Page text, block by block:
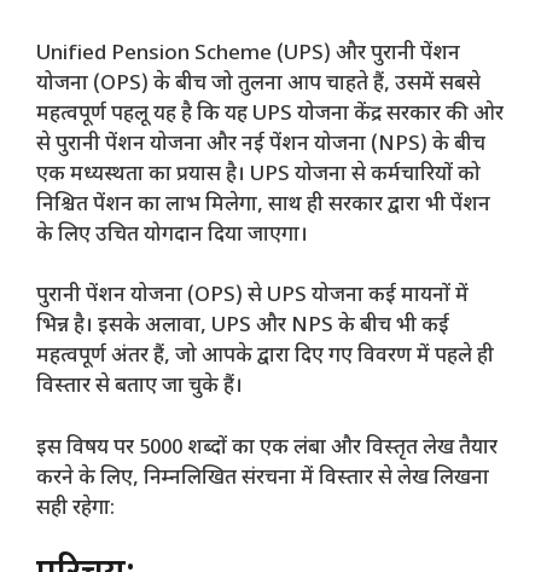
Unified Pension Scheme (UPS) और पुरानी पेंशन
योजना (OPS) के बीच जो तुलना आप चाहते हैं, उसमें सबसे
महत्वपूर्ण पहलू यह है कि यह UPS योजना केंद्र सरकार की ओर
से पुरानी पेंशन योजना और नई पेंशन योजना (NPS) के बीच
एक मध्यस्थता का प्रयास है। UPS योजना से कर्मचारियों को
निश्चित पेंशन का लाभ मिलेगा, साथ ही सरकार द्वारा भी पेंशन
के लिए उचित योगदान दिया जाएगा।
पुरानी पेंशन योजना (OPS) से UPS योजना कई मायनों में
भिन्न है। इसके अलावा, UPS और NPS के बीच भी कई
महत्वपूर्ण अंतर हैं, जो आपके द्वारा दिए गए विवरण में पहले ही
विस्तार से बताए जा चुके हैं।
इस विषय पर 5000 शब्दों का एक लंबा और विस्तृत लेख तैयार
करने के लिए, निम्नलिखित संरचना में विस्तार से लेख लिखना
सही रहेगा: